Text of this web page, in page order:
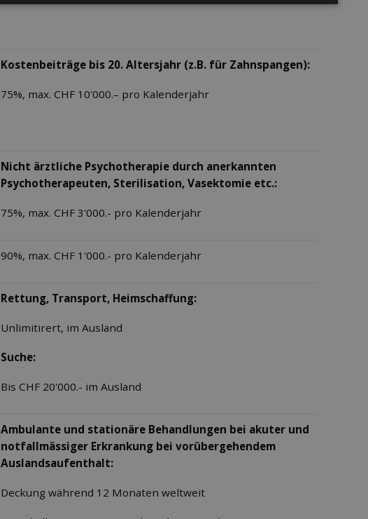
Kostenbeiträge bis 20. Altersjahr (z.B. für Zahnspangen):
75%, max. CHF 10'000.– pro Kalenderjahr
Nicht ärztliche Psychotherapie durch anerkannten
Psychotherapeuten, Sterilisation, Vasektomie etc.:
75%, max. CHF 3'000.- pro Kalenderjahr
90%, max. CHF 1'000.- pro Kalenderjahr
Rettung, Transport, Heimschaffung:
Unlimitirert, im Ausland
Suche:
Bis CHF 20'000.- im Ausland
Ambulante und stationäre Behandlungen bei akuter und
notfallmässiger Erkrankung bei vorübergehendem
Auslandsaufenthalt:
Deckung während 12 Monaten weltweit